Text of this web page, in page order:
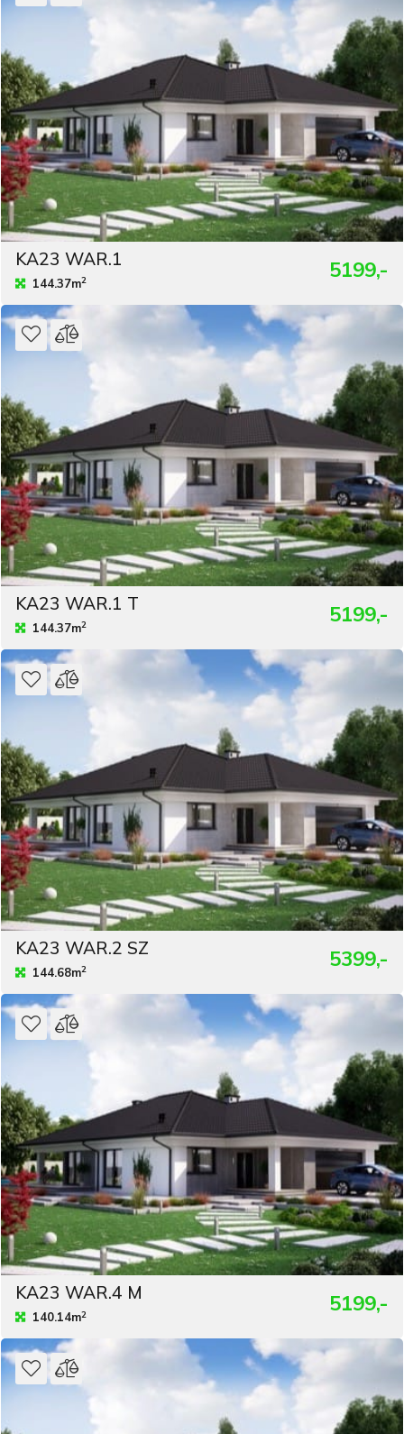
KA23 WAR.1
144.37m2 5199,-
KA23 WAR.1 T
144.37m2 5199,-
KA23 WAR.2 SZ
144.68m2 5399,-
KA23 WAR.4 M
140.14m2 5199,-